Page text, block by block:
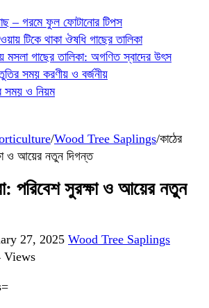
– গরমে ফুল ফোটানোর টিপস
টিকে থাকা ঔষধি গাছের তালিকা
মসলা গাছের তালিকা: অগণিত স্বাদের উৎস
সময় করণীয় ও বর্জনীয়
সময় ও নিয়ম
/Wood Tree Saplings/কাঠের
ও আয়ের নতুন দিগন্ত
পরিবেশ সুরক্ষা ও আয়ের নতুন
27, 2025 Wood Tree Saplings
Views